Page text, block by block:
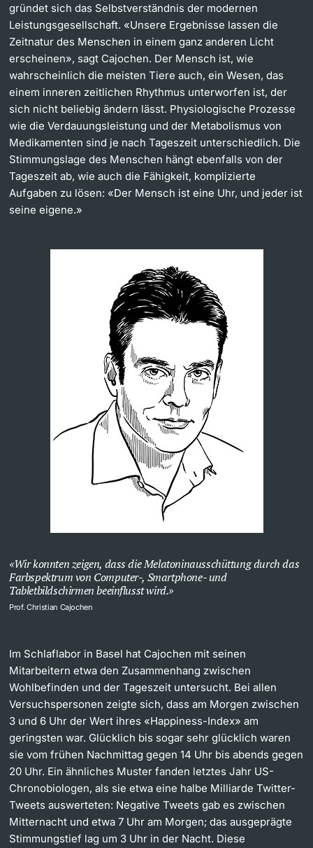
gründet sich das Selbstverständnis der modernen
Leistungsgesellschaft. «Unsere Ergebnisse lassen die
Zeitnatur des Menschen in einem ganz anderen Licht
erscheinen», sagt Cajochen. Der Mensch ist, wie
wahrscheinlich die meisten Tiere auch, ein Wesen, das
einem inneren zeitlichen Rhythmus unterworfen ist, der
sich nicht beliebig ändern lässt. Physiologische Prozesse
wie die Verdauungsleistung und der Metabolismus von
Medikamenten sind je nach Tageszeit unterschiedlich. Die
Stimmungslage des Menschen hängt ebenfalls von der
Tageszeit ab, wie auch die Fähigkeit, komplizierte
Aufgaben zu lösen: «Der Mensch ist eine Uhr, und jeder ist
seine eigene.»
Wir konnten zeigen, dass die Melatoninausschüttung durch das
Farbspektrum von Computer-, Smartphone- und
Tabletbildschirmen beeinflusst wird.
Prof. Christian Cajochen
Im Schlaflabor in Basel hat Cajochen mit seinen
Mitarbeitern etwa den Zusammenhang zwischen
Wohlbefinden und der Tageszeit untersucht. Bei allen
Versuchspersonen zeigte sich, dass am Morgen zwischen
3 und 6 Uhr der Wert ihres «Happiness-Index» am
geringsten war. Glücklich bis sogar sehr glücklich waren
sie vom frühen Nachmittag gegen 14 Uhr bis abends gegen
20 Uhr. Ein ähnliches Muster fanden letztes Jahr US-
Chronobiologen, als sie etwa eine halbe Milliarde Twitter-
Tweets auswerteten: Negative Tweets gab es zwischen
Mitternacht und etwa 7 Uhr am Morgen; das ausgeprägte
Stimmungstief lag um 3 Uhr in der Nacht. Diese